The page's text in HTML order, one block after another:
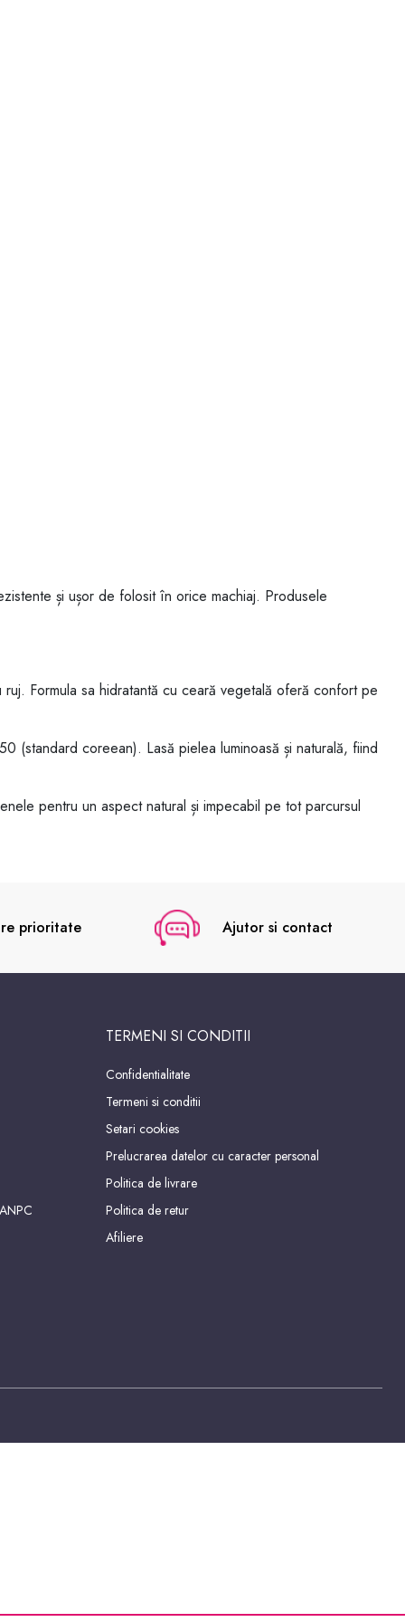
și ușor de folosit în orice machiaj. Produsele
Formula sa hidratantă cu ceară vegetală oferă confort pe
(standard coreean). Lasă pielea luminoasă și naturală, fiind
pentru un aspect natural și impecabil pe tot parcursul
prioritate Ajutor si contact
TERMENI SI CONDITII
Confidentialitate
Termeni si conditii
Setari cookies
Prelucrarea datelor cu caracter personal
Politica de livrare
Politica de retur
Afiliere